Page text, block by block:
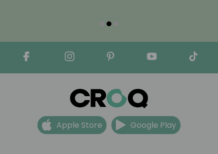
Apple Store Google Play